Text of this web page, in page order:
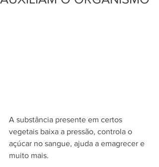
A substância presente em certos
vegetais baixa a pressão, controla o
açúcar no sangue, ajuda a emagrecer e
muito mais.